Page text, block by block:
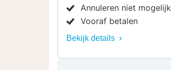
Annuleren niet mogelijk
Vooraf betalen
Bekijk details